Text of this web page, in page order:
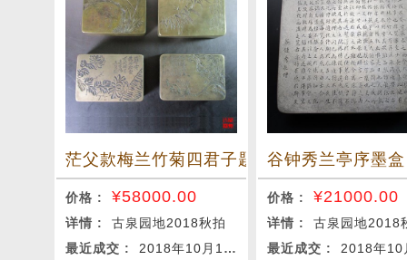
茫父款梅兰竹菊四君子题材墨盒一组
价格 : ¥58000.00
详情 : 古泉园地2018秋拍
最近成交 : 2018年10月12日
谷钟秀兰亭序墨盒
价格 :¥21000.00
详情 :古泉园地2018
最近成交 : 2018年10月